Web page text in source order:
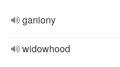
ganiony
widowhood